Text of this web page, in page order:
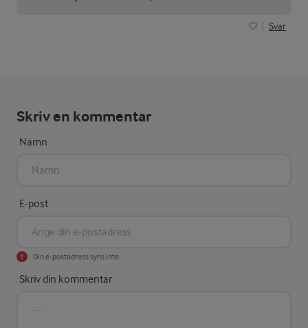
Svar
Skriv en kommentar
Namn
E-post
Din e-postadress syns inte
Skriv din kommentar